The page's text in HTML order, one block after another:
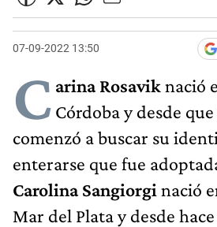
07-09-2022 13:50
C arina Rosaviknació
Córdoba y desde
comenzó a buscar su
enterarse que fue
Carolina Sangiorgi nació
Mar del Plata y desde